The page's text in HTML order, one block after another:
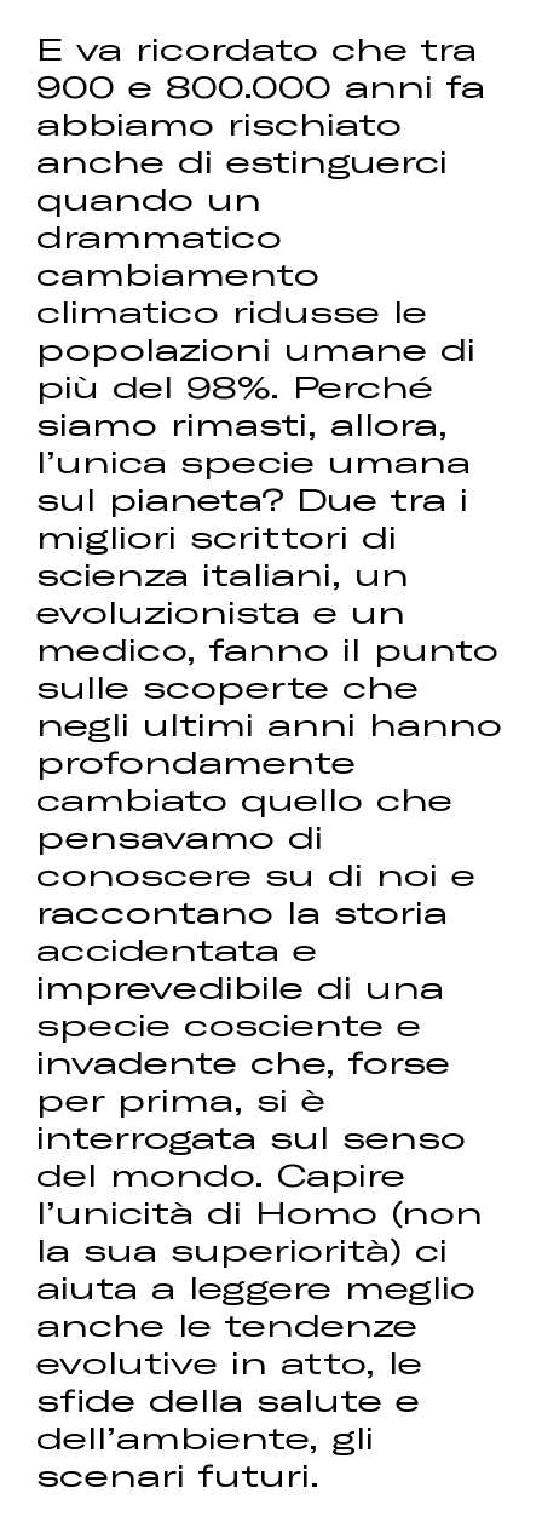
E va ricordato che tra
900 e 800.000 anni fa
abbiamo rischiato
anche di estinguerci
quando un
drammatico
cambiamento
climatico ridusse le
popolazioni umane di
più del 98%. Perché
siamo rimasti, allora,
l’unica specie umana
sul pianeta? Due tra i
migliori scrittori di
scienza italiani, un
evoluzionista e un
medico, fanno il punto
sulle scoperte che
negli ultimi anni hanno
profondamente
cambiato quello che
pensavamo di
conoscere su di noi e
raccontano la storia
accidentata e
imprevedibile di una
specie cosciente e
invadente che, forse
per prima, si è
interrogata sul senso
del mondo. Capire
l’unicità di Homo (non
la sua superiorità) ci
aiuta a leggere meglio
anche le tendenze
evolutive in atto, le
sfide della salute e
dell’ambiente, gli
scenari futuri.